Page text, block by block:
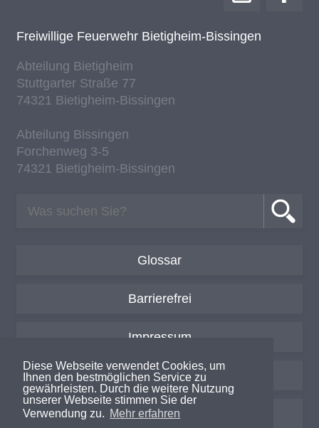
Diese Webseite verwendet Cookies, um
Ihnen den bestmöglichen Service zu
gewährleisten. Durch die weitere Nutzung
unserer Webseite stimmen Sie der
Verwendung zu. Mehr erfahren
Frei­wil­li­ge Feu­er­wehr Bie­tig­heim-Bis­sin­gen
Ab­tei­lung Bie­tig­heim
Stutt­gar­ter Stra­ße 77
74321 Bie­tig­heim-Bis­sin­gen
Ab­tei­lung Bis­sin­gen
For­chen­weg 3-5
74321 Bie­tig­heim-Bis­sin­gen
Glossar
Barrierefrei
Impressum
Datenschutzerklärung
Login / Intern